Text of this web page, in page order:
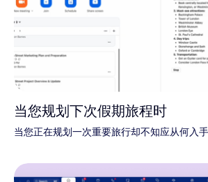
当您规划下次假期旅程时
当您正在规划一次重要旅行却不知应从何入